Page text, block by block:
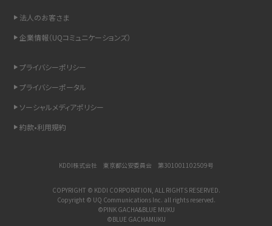
「iPhoneを探す」の使い方と設定方法を紹介！ブラウザやアプリから探す方法を
紹介
着信拒否とは？設定方法やブロックした番号の確認方法を解説
iCloudとは？バックアップ設定方法や空き容量が足りない時の対処法を紹介
ASMRとは？意味や動画の種類、楽しみ方を紹介
法人のお客さま
企業情報（UQコミュニケーションズ）
プライバシーポリシー
プライバシーポータル
ソーシャルメディアポリシー
約款•利用規約
KDDI株式会社 東京都公安委員会 第301001102509号
COPYRIGHT © KDDI CORPORATION, ALL RIGHTS RESERVED.
Copyright © UQ Communications Inc. all rights reserved.
©PINK GACHA&BLUE MUKU
©BLUE GACHAMUKU